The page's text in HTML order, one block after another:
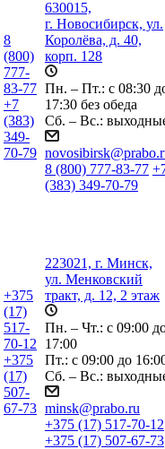
8
(800)
777-
83-77
+7
(383)
349-
70-79
630015,
г. Новосибирск, ул.
Королёва, д. 40,
корп. 128
Пн. – Пт.: с 08:30
17:30 без обеда
Сб. – Вс.:
8 (800) 777-83-77
(383) 349-70-79
+375
(17)
517-
70-12
+375
(17)
507-
67-73
223021, г. Минск,
ул. Менковский
тракт, д. 12, 2 этаж
Пн. – Чт.: с 09:00
17:00
Пт.: с 09:00 до
Сб. – Вс.:
minsk@prabo.ru
+375 (17) 517-70-12
+375 (17) 507-67-73